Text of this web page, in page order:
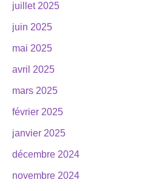
juillet 2025
juin 2025
mai 2025
avril 2025
mars 2025
février 2025
janvier 2025
décembre 2024
novembre 2024